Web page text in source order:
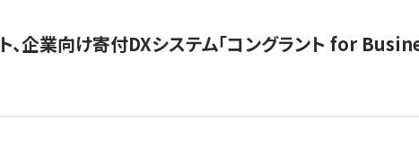
、企業向け寄付DXシステム「コングラント for